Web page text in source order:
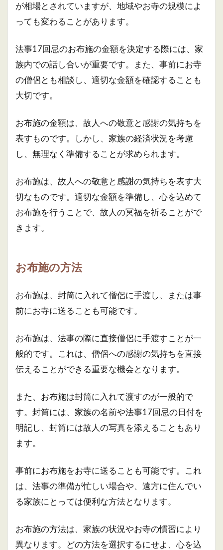
が相場とされていますが、地域やお寺の規模によ
っても変わることがあります。
法事17回忌のお布施の金額を決定する際には、家
族内での話し合いが重要です。また、事前にお寺
の僧侶とも相談し、適切な金額を確認することも
大切です。
お布施の金額は、故人への敬意と感謝の気持ちを
表すものです。しかし、家族の経済状況を考慮
し、無理なく準備することが求められます。
お布施は、故人への敬意と感謝の気持ちを表す大
切なものです。適切な金額を準備し、心を込めて
お布施を行うことで、故人の冥福を祈ることがで
きます。
お布施の方法
お布施は、封筒に入れて僧侶に手渡し、または事
前にお寺に送ることも可能です。
お布施は、法事の際に直接僧侶に手渡すことが一
般的です。これは、僧侶への感謝の気持ちを直接
伝えることができる重要な機会となります。
また、お布施は封筒に入れて渡すのが一般的で
す。封筒には、家族の名前や法事17回忌の日付を
明記し、封筒には故人の写真を添えることもあり
ます。
事前にお布施をお寺に送ることも可能です。これ
は、法事の準備が忙しい場合や、遠方に住んでい
る家族にとっては便利な方法となります。
お布施の方法は、家族の状況やお寺の慣習により
異なります。どの方法を選択するにせよ、心を込